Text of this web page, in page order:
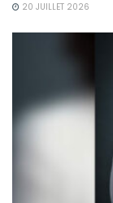
20 JUILLET 2026